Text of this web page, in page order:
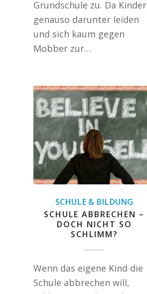
Grundschule zu. Da Kinder
genauso darunter leiden
und sich kaum gegen
Mobber zur…
SCHULE & BILDUNG
SCHULE ABBRECHEN –
DOCH NICHT SO
SCHLIMM?
Wenn das eigene Kind die
Schule abbrechen will,